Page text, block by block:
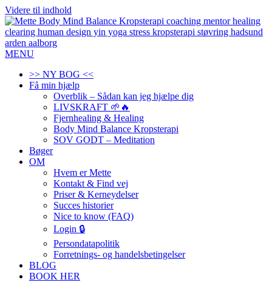
Videre til indhold
MENU
>> NY BOG <<
Få min hjælp
Overblik – Sådan kan jeg hjælpe dig
LIVSKRAFT 🌱🔥
Fjernhealing & Healing
Body Mind Balance Kropsterapi
SOV GODT – Meditation
Bøger
OM
Hvem er Mette
Kontakt & Find vej
Priser & Kerneydelser
Succes historier
Nice to know (FAQ)
Login 🔒
Persondatapolitik
Forretnings- og handelsbetingelser
BLOG
BOOK HER